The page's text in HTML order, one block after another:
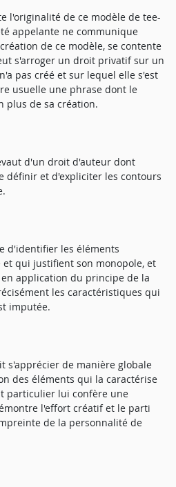
l'originalité de ce modèle de tee-
appelante ne communique
de ce modèle, se contente
s'arroger un droit privatif sur un
pas créé et sur lequel elle s'est
usuelle une phrase dont le
plus de sa création.
d'un droit d'auteur dont
définir et d'expliciter les contours
d'identifier les éléments
qui justifient son monopole, et
application du principe de la
les caractéristiques qui
imputée.
s'apprécier de manière globale
des éléments qui la caractérise
particulier lui confère une
l'effort créatif et le parti
de la personnalité de